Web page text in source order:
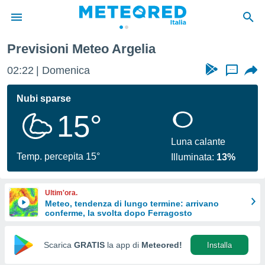
di
per
le
di
Web
Previsioni Meteo Argelia
02:22 Domenica ...
Nubi sparse
15°
Temp. percepita 15°
Luna calante
Illuminata: 13%
Ultim'ora.
Meteo, tendenza di lungo termine: arrivano
conferme, la svolta dopo Ferragosto
Scarica GRATIS la app di Meteored! Installa